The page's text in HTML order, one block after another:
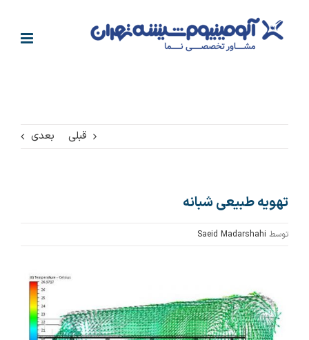
قبلی بعدی
تهویه طبیعی شبانه
توسط Saeid Madarshahi
تصویر
بزرگتر